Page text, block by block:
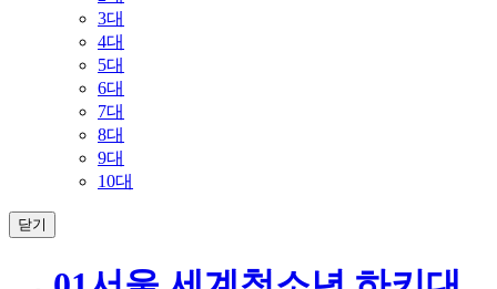
3대
4대
5대
6대
7대
8대
9대
10대
닫기